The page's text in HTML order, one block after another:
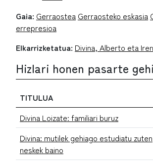
Gaia: Gerraostea Gerraosteko eskasia
errepresioa
Elkarrizketatua: Divina, Alberto eta
Hizlari honen pasarte
TITULUA
Divina Loizate: familiari buruz
Divina: mutilek gehiago estudiatu zuten
neskek baino